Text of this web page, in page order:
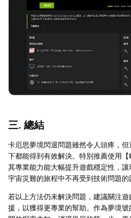
三. 總結
卡厄思夢境閃退問題雖然令人頭疼，
下都能得到有效解決。特別推薦使用【
其專業能力能大幅提升遊戲穩定性，
宇宙災難的旅程中不再受到技術問題的
若以上方法仍未解決問題，建議關注
援，以獲得更專業的幫助。作為夢境